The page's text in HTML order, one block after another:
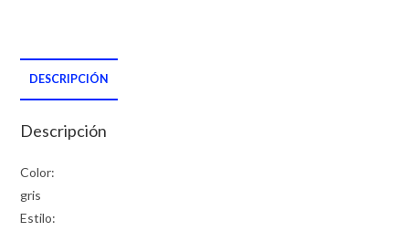
DESCRIPCIÓN
Descripción
Color:
gris
Estilo: